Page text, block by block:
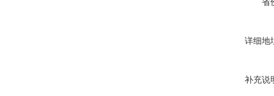
详细地
补充说